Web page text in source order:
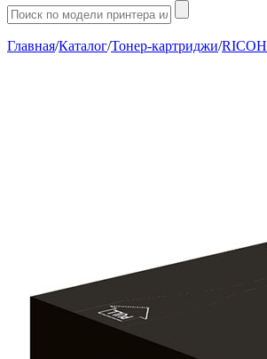
Главная/Каталог/Тонер-картриджи/RICOH